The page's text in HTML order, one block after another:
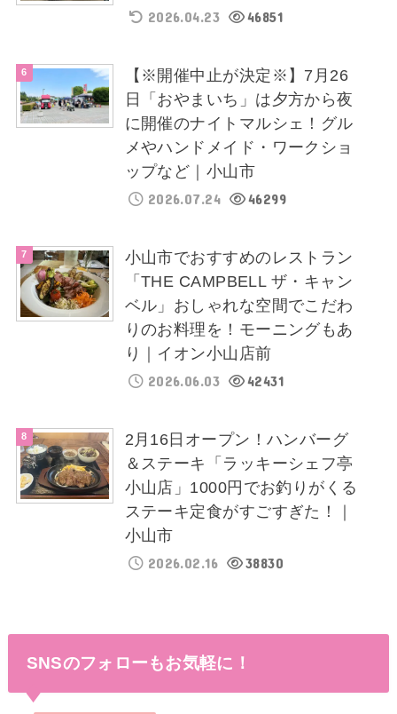
2026.04.23 46851
【※開催中止が決定※】7月26
日「おやまいち」は夕方から夜
に開催のナイトマルシェ！グル
メやハンドメイド・ワークショ
ップなど｜小山市
2026.07.24 46299
小山市でおすすめのレストラン
「THE CAMPBELL ザ・キャン
ベル」おしゃれな空間でこだわ
りのお料理を！モーニングもあ
り｜イオン小山店前
2026.06.03 42431
2月16日オープン！ハンバーグ
＆ステーキ「ラッキーシェフ亭
小山店」1000円でお釣りがくる
ステーキ定食がすごすぎた！｜
小山市
2026.02.16 38830
SNSのフォローもお気軽に！